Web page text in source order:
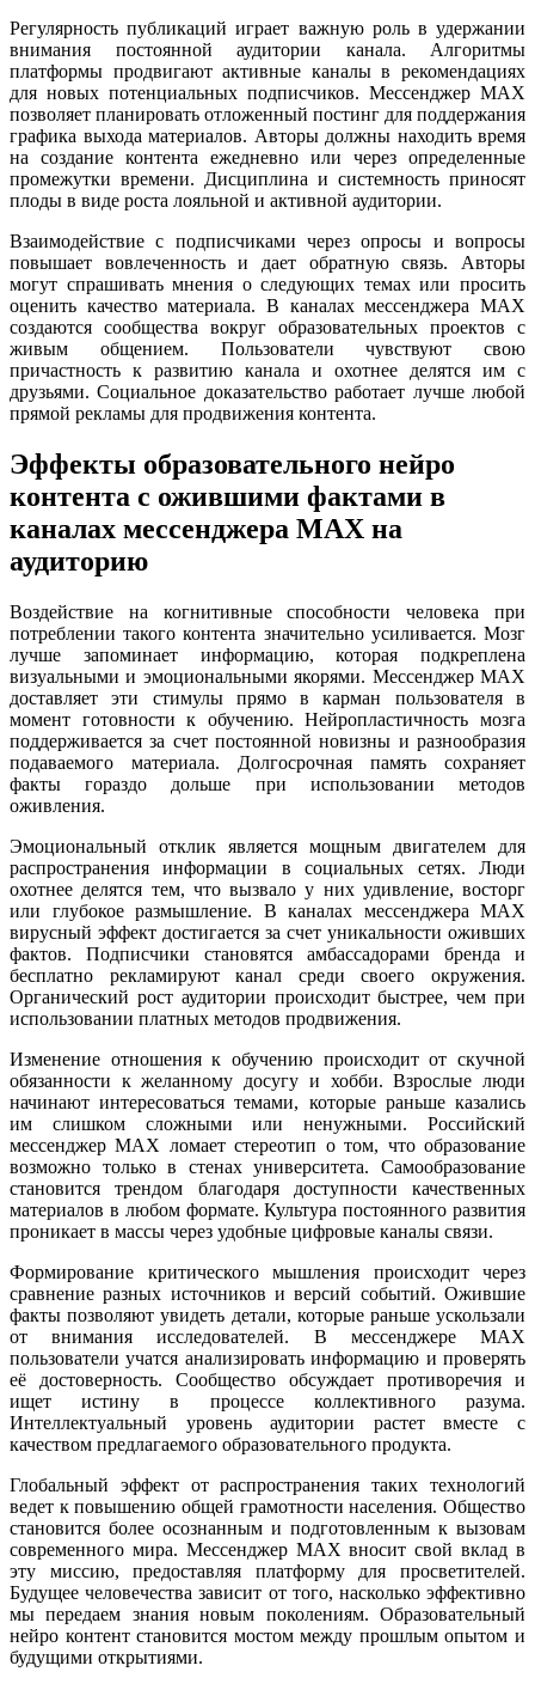
Регулярность публикаций играет важную роль в удержании
внимания постоянной аудитории канала. Алгоритмы
платформы продвигают активные каналы в рекомендациях
для новых потенциальных подписчиков. Мессенджер MAX
позволяет планировать отложенный постинг для поддержания
графика выхода материалов. Авторы должны находить время
на создание контента ежедневно или через определенные
промежутки времени. Дисциплина и системность приносят
плоды в виде роста лояльной и активной аудитории.
Взаимодействие с подписчиками через опросы и вопросы
повышает вовлеченность и дает обратную связь. Авторы
могут спрашивать мнения о следующих темах или просить
оценить качество материала. В каналах мессенджера MAX
создаются сообщества вокруг образовательных проектов с
живым общением. Пользователи чувствуют свою
причастность к развитию канала и охотнее делятся им с
друзьями. Социальное доказательство работает лучше любой
прямой рекламы для продвижения контента.
Эффекты образовательного нейро
контента с ожившими фактами в
каналах мессенджера MAX на
аудиторию
Воздействие на когнитивные способности человека при
потреблении такого контента значительно усиливается. Мозг
лучше запоминает информацию, которая подкреплена
визуальными и эмоциональными якорями. Мессенджер MAX
доставляет эти стимулы прямо в карман пользователя в
момент готовности к обучению. Нейропластичность мозга
поддерживается за счет постоянной новизны и разнообразия
подаваемого материала. Долгосрочная память сохраняет
факты гораздо дольше при использовании методов
оживления.
Эмоциональный отклик является мощным двигателем для
распространения информации в социальных сетях. Люди
охотнее делятся тем, что вызвало у них удивление, восторг
или глубокое размышление. В каналах мессенджера MAX
вирусный эффект достигается за счет уникальности оживших
фактов. Подписчики становятся амбассадорами бренда и
бесплатно рекламируют канал среди своего окружения.
Органический рост аудитории происходит быстрее, чем при
использовании платных методов продвижения.
Изменение отношения к обучению происходит от скучной
обязанности к желанному досугу и хобби. Взрослые люди
начинают интересоваться темами, которые раньше казались
им слишком сложными или ненужными. Российский
мессенджер MAX ломает стереотип о том, что образование
возможно только в стенах университета. Самообразование
становится трендом благодаря доступности качественных
материалов в любом формате. Культура постоянного развития
проникает в массы через удобные цифровые каналы связи.
Формирование критического мышления происходит через
сравнение разных источников и версий событий. Ожившие
факты позволяют увидеть детали, которые раньше ускользали
от внимания исследователей. В мессенджере MAX
пользователи учатся анализировать информацию и проверять
её достоверность. Сообщество обсуждает противоречия и
ищет истину в процессе коллективного разума.
Интеллектуальный уровень аудитории растет вместе с
качеством предлагаемого образовательного продукта.
Глобальный эффект от распространения таких технологий
ведет к повышению общей грамотности населения. Общество
становится более осознанным и подготовленным к вызовам
современного мира. Мессенджер MAX вносит свой вклад в
эту миссию, предоставляя платформу для просветителей.
Будущее человечества зависит от того, насколько эффективно
мы передаем знания новым поколениям. Образовательный
нейро контент становится мостом между прошлым опытом и
будущими открытиями.